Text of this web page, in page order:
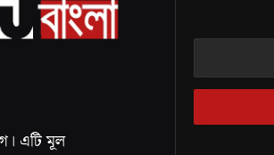
এটি মূল